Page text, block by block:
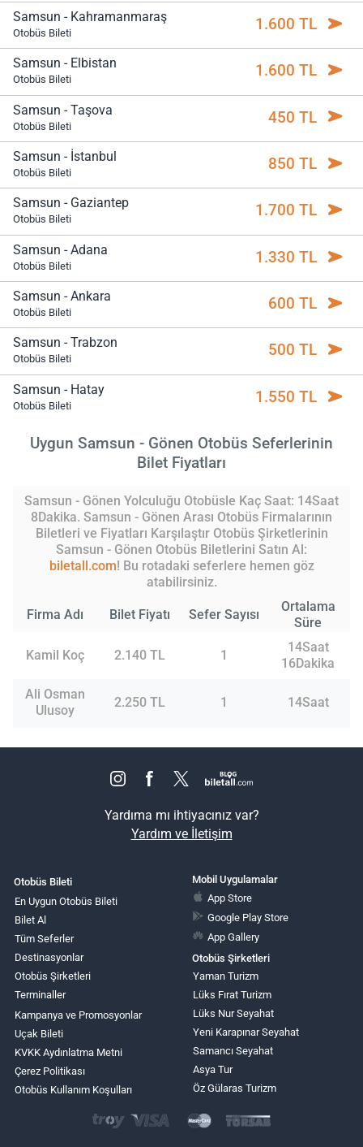
Samsun - Kahramanmaraş
Otobüs Bileti 1.600 TL
Samsun - Elbistan
Otobüs Bileti 1.600 TL
Samsun - Taşova
Otobüs Bileti 450 TL
Samsun - İstanbul
Otobüs Bileti 850 TL
Samsun - Gaziantep
Otobüs Bileti 1.700 TL
Samsun - Adana
Otobüs Bileti 1.330 TL
Samsun - Ankara
Otobüs Bileti 600 TL
Samsun - Trabzon
Otobüs Bileti 500 TL
Samsun - Hatay
Otobüs Bileti 1.550 TL
Uygun Samsun - Gönen Otobüs Seferlerinin
Bilet Fiyatları
Samsun - Gönen Yolculuğu Otobüsle Kaç Saat: 14Saat
8Dakika. Samsun - Gönen Arası Otobüs Firmalarının
Biletleri ve Fiyatları Karşılaştır Otobüs Şirketlerinin
Samsun - Gönen Otobüs Biletlerini Satın Al:
biletall.com! Bu rotadaki seferlere hemen göz
atabilirsiniz.
Firma Adı Bilet Fiyatı Sefer Sayısı
Ortalama
Süre
Kamil Koç 2.140 TL 1
14Saat
16Dakika
Ali Osman
Ulusoy
2.250 TL 1 14Saat
Yardıma mı ihtiyacınız var?
Yardım ve İletişim
Otobüs Bileti
En Uygun Otobüs Bileti
Bilet Al
Tüm Seferler
Destinasyonlar
Otobüs Şirketleri
Terminaller
Kampanya ve Promosyonlar
Uçak Bileti
KVKK Aydınlatma Metni
Çerez Politikası
Otobüs Kullanım Koşulları
Mobil Uygulamalar
App Store
Google Play Store
App Gallery
Otobüs Şirketleri
Yaman Turizm
Lüks Fırat Turizm
Lüks Nur Seyahat
Yeni Karapınar Seyahat
Samancı Seyahat
Asya Tur
Öz Gülaras Turizm